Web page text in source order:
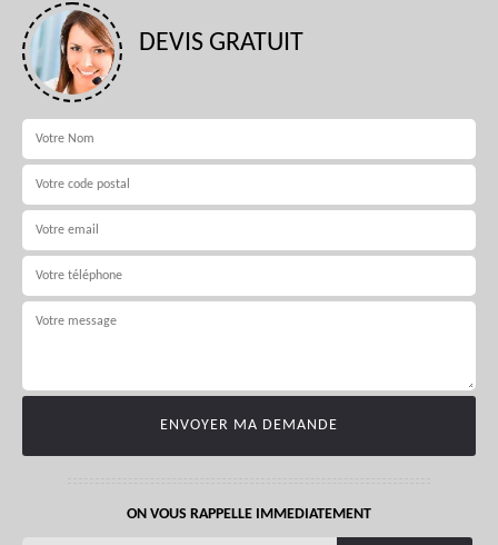
DEVIS GRATUIT
ON VOUS RAPPELLE IMMEDIATEMENT